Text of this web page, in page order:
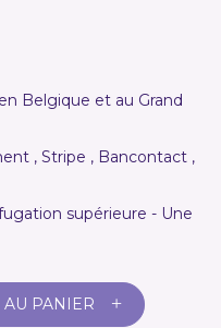
Belgique et au Grand
, Stripe , Bancontact ,
supérieure - Une
AU PANIER +